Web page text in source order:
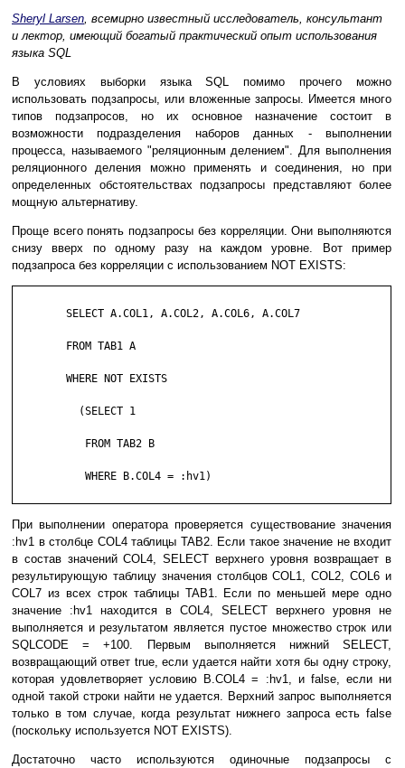
Sheryl Larsen, всемирно известный исследователь, консультант
и лектор, имеющий богатый практический опыт использования
языка SQL
В условиях выборки языка SQL помимо прочего можно
использовать подзапросы, или вложенные запросы. Имеется много
типов подзапросов, но их основное назначение состоит в
возможности подразделения наборов данных - выполнении
процесса, называемого "реляционным делением". Для выполнения
реляционного деления можно применять и соединения, но при
определенных обстоятельствах подзапросы представляют более
мощную альтернативу.
Проще всего понять подзапросы без корреляции. Они выполняются
снизу вверх по одному разу на каждом уровне. Вот пример
подзапроса без корреляции с использованием NOT EXISTS:
При выполнении оператора проверяется существование значения
:hv1 в столбце COL4 таблицы TAB2. Если такое значение не входит
в состав значений COL4, SELECT верхнего уровня возвращает в
результирующую таблицу значения столбцов COL1, COL2, COL6 и
COL7 из всех строк таблицы TAB1. Если по меньшей мере одно
значение :hv1 находится в COL4, SELECT верхнего уровня не
выполняется и результатом является пустое множество строк или
SQLCODE = +100. Первым выполняется нижний SELECT,
возвращающий ответ true, если удается найти хотя бы одну строку,
которая удовлетворяет условию B.COL4 = :hv1, и false, если ни
одной такой строки найти не удается. Верхний запрос выполняется
только в том случае, когда результат нижнего запроса есть false
(поскольку используется NOT EXISTS).
Достаточно часто используются одиночные подзапросы с